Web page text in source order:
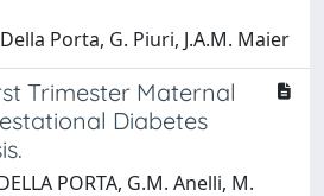
Porta, G. Piuri, J.A.M. Maier
Trimester Maternal
Diabetes
PORTA, G.M. Anelli, M.